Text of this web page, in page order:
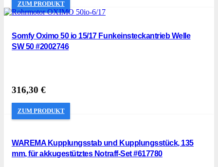
ZUM PRODUKT
Somfy Oximo 50 io 15/17 Funkeinsteckantrieb Welle
SW 50 #2002746
316,30 €
ZUM PRODUKT
WAREMA Kupplungsstab und Kupplungsstück, 135
mm, für akkugestütztes Notraff-Set #617780